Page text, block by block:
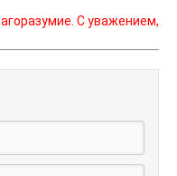
С уважением,